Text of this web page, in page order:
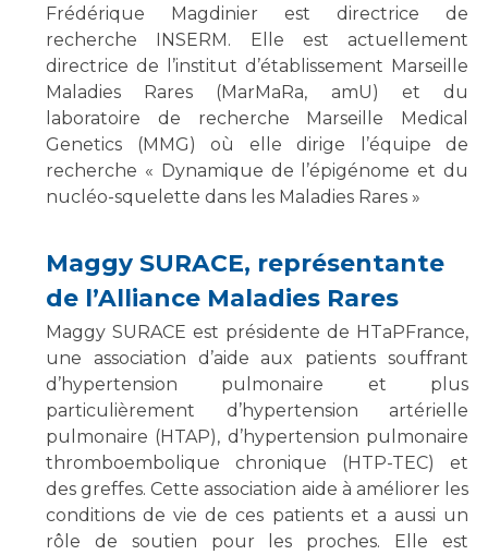
Frédérique Magdinier est directrice de
recherche INSERM. Elle est actuellement
directrice de l’institut d’établissement Marseille
Maladies Rares (MarMaRa, amU) et du
laboratoire de recherche Marseille Medical
Genetics (MMG) où elle dirige l’équipe de
recherche « Dynamique de l’épigénome et du
nucléo-squelette dans les Maladies Rares »
Maggy SURACE, représentante
de l’Alliance Maladies Rares
Maggy SURACE est présidente de HTaPFrance,
une association d’aide aux patients souffrant
d’hypertension pulmonaire et plus
particulièrement d’hypertension artérielle
pulmonaire (HTAP), d’hypertension pulmonaire
thromboembolique chronique (HTP-TEC) et
des greffes. Cette association aide à améliorer les
conditions de vie de ces patients et a aussi un
rôle de soutien pour les proches. Elle est